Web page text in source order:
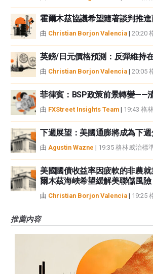
霍爾木茲協議希望隨著談判推
由 Christian Borjon Valencia | 20:20
英鎊/日元價格預測：反彈維持
由 Christian Borjon Valencia | 20:05
菲律賓：BSP政策前景轉變——
由 FXStreet Insights Team | 19:43 格
下週展望：美國通膨將成為下
由 Agustin Wazne | 19:35 格林威治標
美國國債收益率因疲軟的非農
爾木茲海峽希望緩解美聯儲風險
由 Christian Borjon Valencia | 19:25
推薦內容